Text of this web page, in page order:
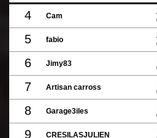
4 Cam
5 fabio
6 Jimy83
7 Artisan carross
8 Garage3iles
9 CRESILASJULIEN